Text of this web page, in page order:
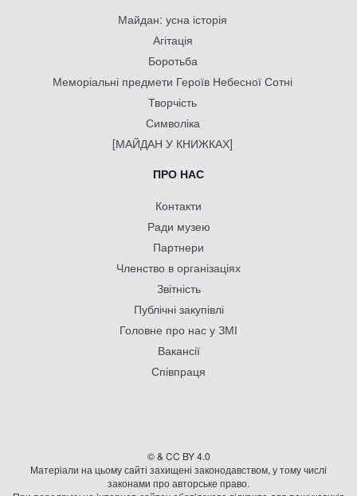
Майдан: усна історія
Агітація
Боротьба
Меморіальні предмети Героїв Небесної Сотні
Творчість
Символіка
[МАЙДАН У КНИЖКАХ]
ПРО НАС
Контакти
Ради музею
Партнери
Членство в організаціях
Звітність
Публічні закупівлі
Головне про нас у ЗМІ
Вакансії
Співпраця
© & CC BY 4.0
Матеріали на цьому сайті захищені законодавством, у тому числі
законами про авторське право.